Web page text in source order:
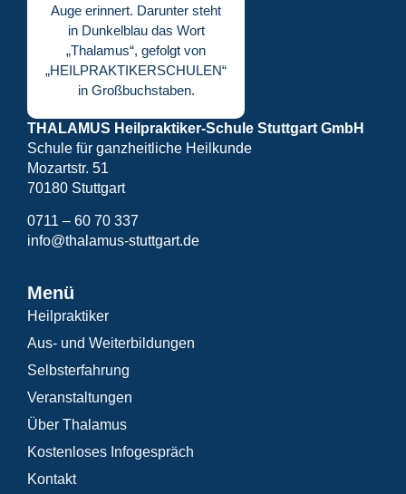
THALAMUS Heilpraktiker-Schule Stuttgart GmbH
Schule für ganzheitliche Heilkunde
Mozartstr. 51
70180 Stuttgart
0711 – 60 70 337
info@thalamus-stuttgart.de
Menü
Heilpraktiker
Aus- und Weiterbildungen
Selbsterfahrung
Veranstaltungen
Über Thalamus
Kostenloses Infogespräch
Kontakt